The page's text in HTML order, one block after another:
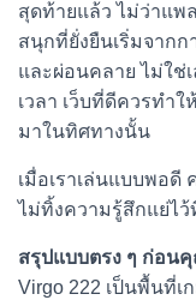
สุดท้ายแล้ว ไม่ว่าแพ
สนุกที่ยั่งยืนเริ่มจากก
และผ่อนคลาย ไม่ใช่
เวลา เว็บที่ดีควรทำใ
มาในทิศทางนั้น
เมื่อเราเล่นแบบพอดี
ไม่ทิ้งความรู้สึกแย่ไว้
สรุปแบบตรง ๆ ก่อน
Virgo 222 เป็นพื้นที่